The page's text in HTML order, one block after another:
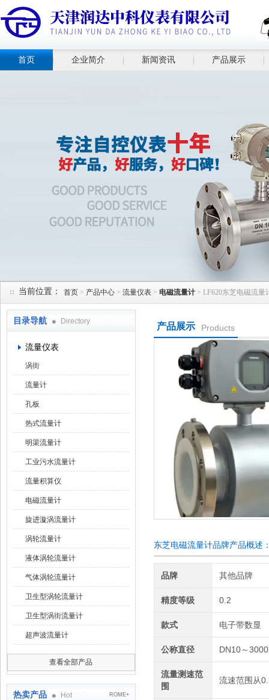
首页 企业简介 新闻资讯 产品展示
当前位置： 首页 > 产品中心 > 流量仪表 > 电磁流量计 > LF620东芝电磁流量
目录导航 Directory
流量仪表
涡街
流量计
孔板
热式流量计
明渠流量计
工业污水流量计
流量积算仪
电磁流量计
旋进漩涡流量计
涡轮流量计
液体涡轮流量计
气体涡轮流量计
卫生型涡轮流量计
卫生型涡街流量计
超声波流量计
查看全部产品
热卖产品 Hot ROME+
产品展示 Products
东芝电磁流量计品牌产品概述
品牌 其他品牌
精度等级 0.2
款式 电子带数显
公称直径 DN10～
流量测速范
围
流速范围从